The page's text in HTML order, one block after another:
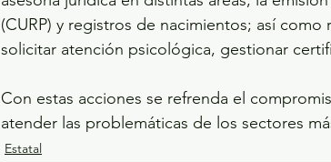
(CURP) y registros de nacimientos; así
solicitar atención psicológica, gestionar
Con estas acciones se refrenda el
atender las problemáticas de los sectores
Estatal